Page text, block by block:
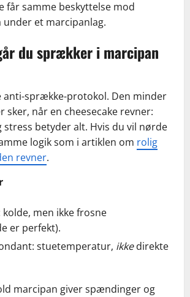
får samme beskyttelse mod
et marcipanlag.
du sprækker i marcipan
anti-sprække-protokol. Den minder
sker, når en cheesecake revner:
betyder alt. Hvis du vil nørde
logik som i artiklen om rolig
revner.
kolde, men ikke frosne
er perfekt).
stuetemperatur, ikkedirekte
marcipan giver spændinger og